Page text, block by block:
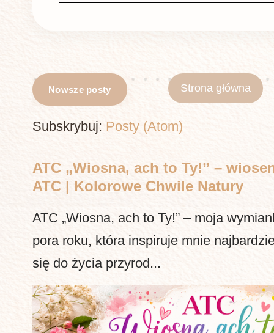
Nowsze posty Strona główna
Subskrybuj: Posty (Atom)
ATC „Wiosna, ach to Ty!” –
ATC | Kolorowe Chwile Natury
ATC „Wiosna, ach to Ty!” – moja
pora roku, która inspiruje mnie
się do życia przyrod...